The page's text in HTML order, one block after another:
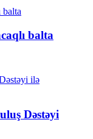
balta
Dəstəyi